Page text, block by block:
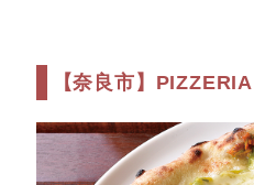
【奈良市】